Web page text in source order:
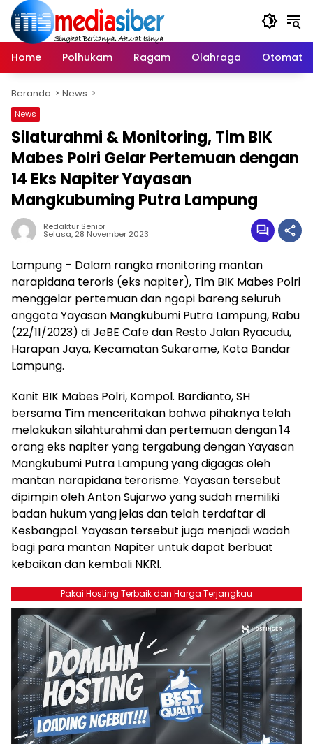
Langsung
konten
Home
Polhukam Ragam Olahraga Otomatif
Beranda News
News
Silaturahmi & Monitoring, Tim BIK
Mabes Polri Gelar Pertemuan dengan
14 Eks Napiter Yayasan
Mangkubuming Putra Lampung
Redaktur Senior
Selasa, 28 November 2023
Lampung – Dalam rangka monitoring mantan
narapidana teroris (eks napiter), Tim BIK Mabes Polri
menggelar pertemuan dan ngopi bareng seluruh
anggota Yayasan Mangkubumi Putra Lampung, Rabu
(22/11/2023) di JeBE Cafe dan Resto Jalan Ryacudu,
Harapan Jaya, Kecamatan Sukarame, Kota Bandar
Lampung.
Kanit BIK Mabes Polri, Kompol. Bardianto, SH
bersama Tim menceritakan bahwa pihaknya telah
melakukan silahturahmi dan pertemuan dengan 14
orang eks napiter yang tergabung dengan Yayasan
Mangkubumi Putra Lampung yang digagas oleh
mantan narapidana terorisme. Yayasan tersebut
dipimpin oleh Anton Sujarwo yang sudah memiliki
badan hukum yang jelas dan telah terdaftar di
Kesbangpol. Yayasan tersebut juga menjadi wadah
bagi para mantan Napiter untuk dapat berbuat
kebaikan dan kembali NKRI.
Pakai Hosting Terbaik dan Harga Terjangkau